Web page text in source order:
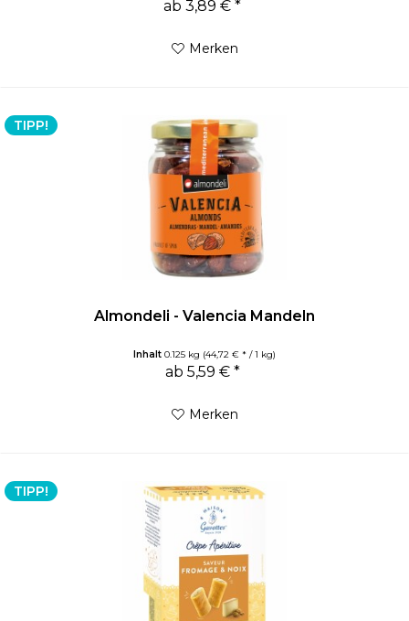
ab 3,89 € *
Merken
TIPP!
Almondeli - Valencia Mandeln
Inhalt0.125 kg (44,72 € * / 1 kg)
ab 5,59 € *
Merken
TIPP!